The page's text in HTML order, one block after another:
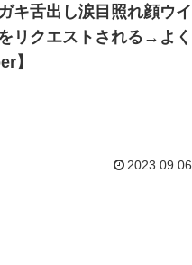
キ舌出し涙目照れ顔ウイ
リクエストされる→よく
】
2023.09.06